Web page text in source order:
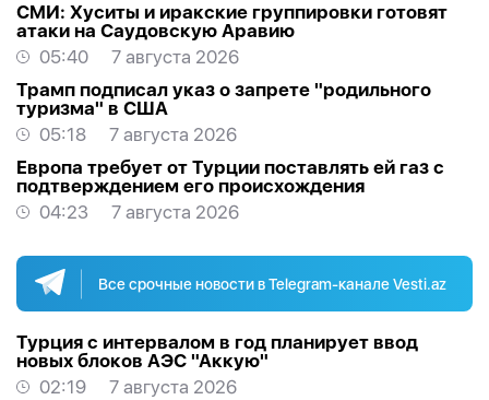
СМИ: Хуситы и иракские группировки готовят
атаки на Саудовскую Аравию
05:40
7 августа 2026
Трамп подписал указ о запрете "родильного
туризма" в США
05:18
7 августа 2026
Европа требует от Турции поставлять ей газ с
подтверждением его происхождения
04:23
7 августа 2026
Все срочные новости в Telegram-канале Vesti.az
Турция с интервалом в год планирует ввод
новых блоков АЭС "Аккую"
02:19
7 августа 2026